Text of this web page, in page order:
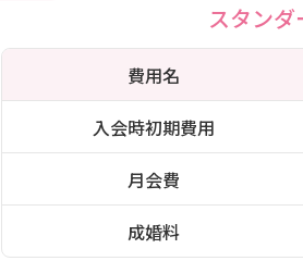
スタン
費用名
入会時初期費用
月会費
成婚料